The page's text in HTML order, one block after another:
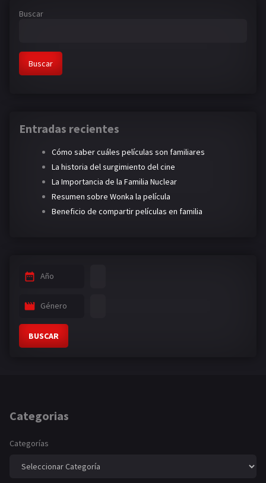
Buscar
Buscar
Entradas recientes
Cómo saber cuáles películas son familiares
La historia del surgimiento del cine
La Importancia de la Familia Nuclear
Resumen sobre Wonka la película
Beneficio de compartir películas en familia
Año
Género
BUSCAR
Categorias
Categorías